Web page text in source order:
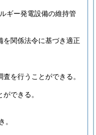
ギー発電設備の維持管
を関係法令に基づき適正
を行うことができる。
できる。
。